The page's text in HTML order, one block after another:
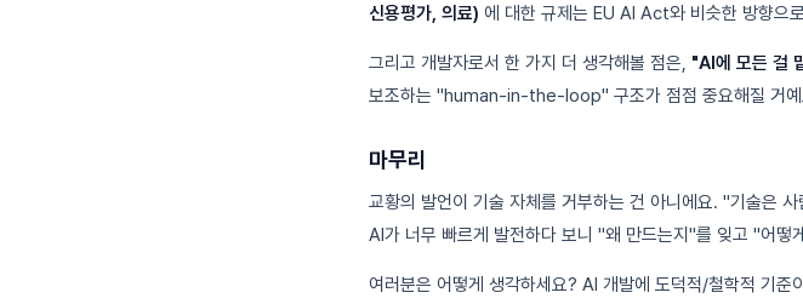
신용평가, 의료) 에 대한 규제는 EU AI Act와 비슷한 방향으
그리고 개발자로서 한 가지 더 생각해볼 점은, "AI에 모든 걸
보조하는 "human-in-the-loop" 구조가 점점 중요해질 거예
마무리
교황의 발언이 기술 자체를 거부하는 건 아니에요. "기술은
AI가 너무 빠르게 발전하다 보니 "왜 만드는지"를 잊고 "어떻
여러분은 어떻게 생각하세요? AI 개발에 도덕적/철학적 기준